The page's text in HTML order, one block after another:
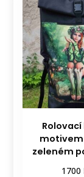
motivem
zeleném
1700